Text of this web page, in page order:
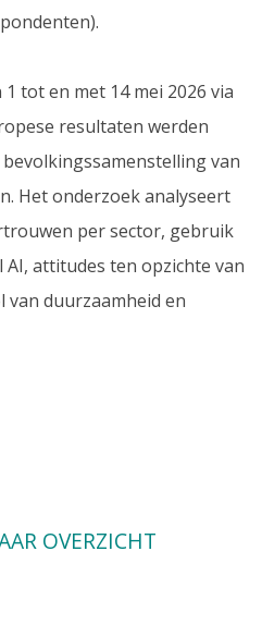
tot en met 14 mei 2026 via
resultaten werden
van
Het onderzoek analyseert
per sector, gebruik
AI, attitudes ten opzichte van
duurzaamheid en
OVERZICHT